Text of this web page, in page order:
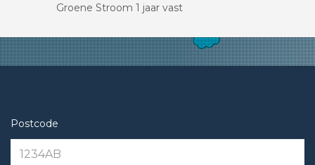
Groene Stroom 1 jaar vast
Postcode